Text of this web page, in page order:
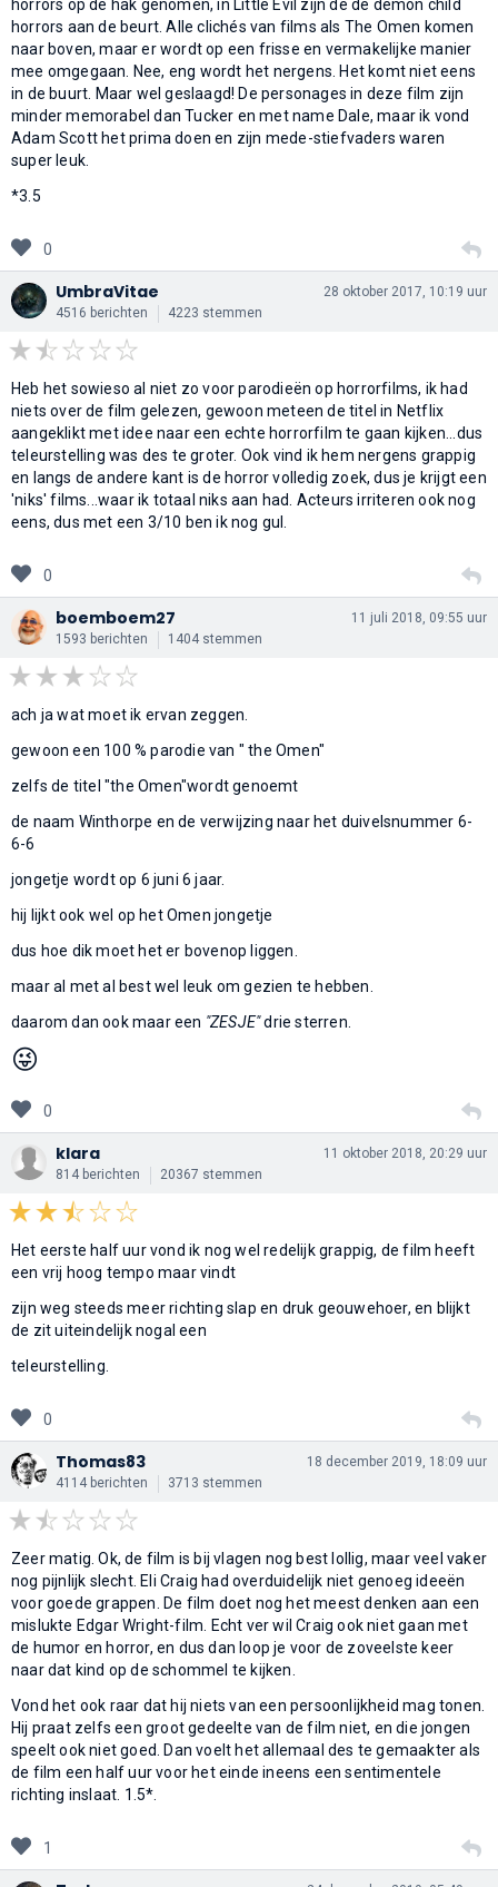
horrors op de hak genomen, in Little Evil zijn de de demon child
horrors aan de beurt. Alle clichés van films als The Omen komen
naar boven, maar er wordt op een frisse en vermakelijke manier
mee omgegaan. Nee, eng wordt het nergens. Het komt niet eens
in de buurt. Maar wel geslaagd! De personages in deze film zijn
minder memorabel dan Tucker en met name Dale, maar ik vond
Adam Scott het prima doen en zijn mede-stiefvaders waren
super leuk.
*3.5
0
UmbraVitae
4516 berichten 4223 stemmen
28 oktober 2017, 10:19 uur
Heb het sowieso al niet zo voor parodieën op horrorfilms, ik had
niets over de film gelezen, gewoon meteen de titel in Netflix
aangeklikt met idee naar een echte horrorfilm te gaan kijken...dus
teleurstelling was des te groter. Ook vind ik hem nergens grappig
en langs de andere kant is de horror volledig zoek, dus je krijgt een
'niks' films...waar ik totaal niks aan had. Acteurs irriteren ook nog
eens, dus met een 3/10 ben ik nog gul.
0
boemboem27
1593 berichten 1404 stemmen
11 juli 2018, 09:55 uur
ach ja wat moet ik ervan zeggen.
gewoon een 100 % parodie van " the Omen"
zelfs de titel "the Omen"wordt genoemt
de naam Winthorpe en de verwijzing naar het duivelsnummer 6-
6-6
jongetje wordt op 6 juni 6 jaar.
hij lijkt ook wel op het Omen jongetje
dus hoe dik moet het er bovenop liggen.
maar al met al best wel leuk om gezien te hebben.
daarom dan ook maar een "ZESJE"drie sterren.
😜
0
klara
814 berichten 20367 stemmen
11 oktober 2018, 20:29 uur
Het eerste half uur vond ik nog wel redelijk grappig, de film heeft
een vrij hoog tempo maar vindt
zijn weg steeds meer richting slap en druk geouwehoer, en blijkt
de zit uiteindelijk nogal een
teleurstelling.
0
Thomas83
4114 berichten 3713 stemmen
18 december 2019, 18:09 uur
Zeer matig. Ok, de film is bij vlagen nog best lollig, maar veel vaker
nog pijnlijk slecht. Eli Craig had overduidelijk niet genoeg ideeën
voor goede grappen. De film doet nog het meest denken aan een
mislukte Edgar Wright-film. Echt ver wil Craig ook niet gaan met
de humor en horror, en dus dan loop je voor de zoveelste keer
naar dat kind op de schommel te kijken.
Vond het ook raar dat hij niets van een persoonlijkheid mag tonen.
Hij praat zelfs een groot gedeelte van de film niet, en die jongen
speelt ook niet goed. Dan voelt het allemaal des te gemaakter als
de film een half uur voor het einde ineens een sentimentele
richting inslaat. 1.5*.
1